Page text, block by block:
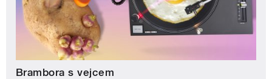
Brambora s vejcem